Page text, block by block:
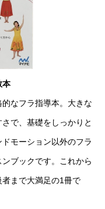
本
なフラ指導本。大きな
で、基礎をしっかりと
モーション以外のフラ
ブックです。これから
まで大満足の1冊で